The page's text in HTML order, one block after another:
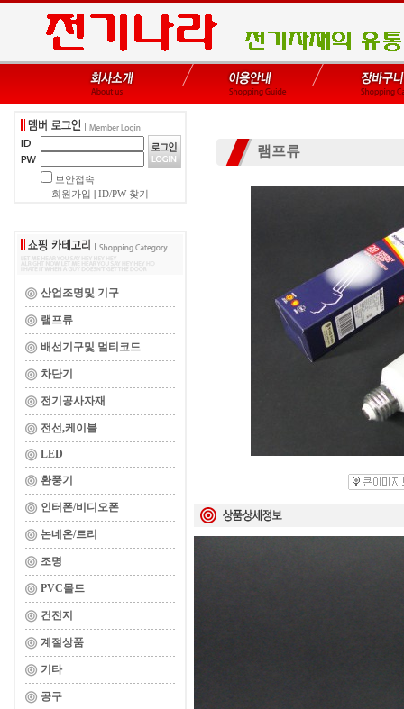
보안접속
회원가입
ID/PW 찾기
산업조명및 기구
램프류
배선기구및 멀티코드
차단기
전기공사자재
전선,케이블
LED
환풍기
인터폰/비디오폰
논네온/트리
조명
PVC몰드
건전지
계절상품
기타
공구
램프류